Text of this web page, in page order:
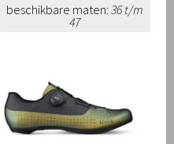
beschikbare maten: 36 t/m
47